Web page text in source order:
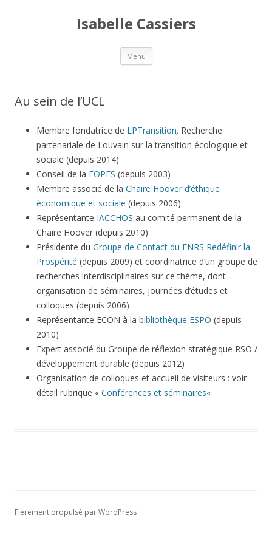
Isabelle Cassiers
Menu Aller
contenu
Au sein de l’UCL
Membre fondatrice de LPTransition, Recherche
partenariale de Louvain sur la transition écologique et
sociale (depuis 2014)
Conseil de la FOPES (depuis 2003)
Membre associé de la Chaire Hoover d’éthique
économique et sociale (depuis 2006)
Représentante IACCHOS au comité permanent de la
Chaire Hoover (depuis 2010)
Présidente du Groupe de Contact du FNRS Redéfinir la
Prospérité (depuis 2009) et coordinatrice d’un groupe de
recherches interdisciplinaires sur ce thème, dont
organisation de séminaires, journées d’études et
colloques (depuis 2006)
Représentante ECON à la bibliothèque ESPO (depuis
2010)
Expert associé du Groupe de réflexion stratégique RSO /
développement durable (depuis 2012)
Organisation de colloques et accueil de visiteurs : voir
détail rubrique « Conférences et séminaires«
Fièrement propulsé par WordPress